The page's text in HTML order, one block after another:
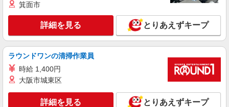
円〜 ◆初任者研修・経験者：時給1,350円〜 ◆介
護福祉士：時給1,400円〜 ※経験者は3ヶ月以上 ※
給与幅は経験・能力による ★週払いOK（規定あ
群馬県高崎市 【最寄駅】北高崎駅 ★勤務地は
3000ヶ所以上★ 自宅から通いやすいエリアなど、
キープ 詳細を見る
派遣社員
株式会社kotrio /●TK-H-2099540
[ 綺麗 ]高級シニアマンションで生活ケア/見守
箕面市
詳細を見る とりあえずキープ
ラウンドワンの清掃作業員
時給 1,400円
大阪市城東区
詳細を見る とりあえずキープ